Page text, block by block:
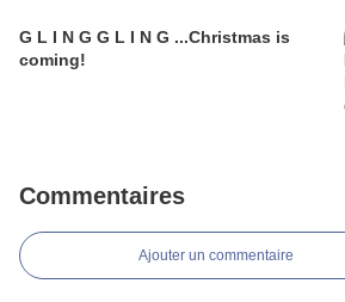
G L I N G G L I N G ...Christmas is
coming!
Commentaires
Ajouter un commentaire